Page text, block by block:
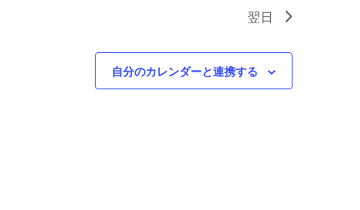
翌日
自分のカレンダーと連携する